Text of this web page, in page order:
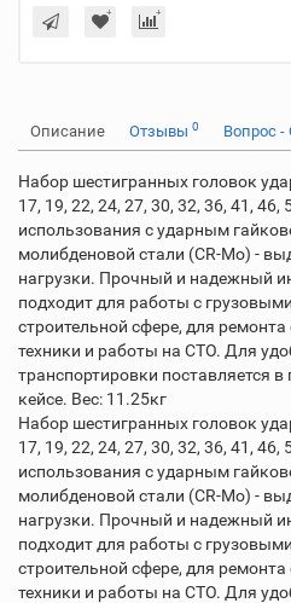
Описание Отзывы 0 Вопрос -
Набор шестигранных головок
17, 19, 22, 24, 27, 30, 32, 36, 41,
использования с ударным
молибденовой стали (CR-Mo) -
нагрузки. Прочный и надежный
подходит для работы с
строительной сфере, для
техники и работы на СТО. Для
транспортировки поставляется
кейсе. Вес: 11.25кг
Набор шестигранных головок
17, 19, 22, 24, 27, 30, 32, 36, 41,
использования с ударным
молибденовой стали (CR-Mo) -
нагрузки. Прочный и надежный
подходит для работы с
строительной сфере, для
техники и работы на СТО. Для